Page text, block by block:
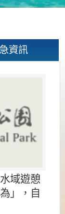
緊急資訊
域遊憩
」，自